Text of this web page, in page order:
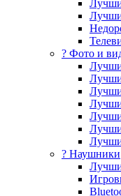
? Фото и
? Наушники